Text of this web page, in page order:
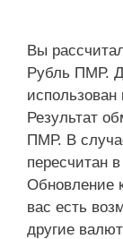
Вы
Рубль ПМР.
использован
Результат
ПМР. В
пересчитан
Обновление
вас есть
другие